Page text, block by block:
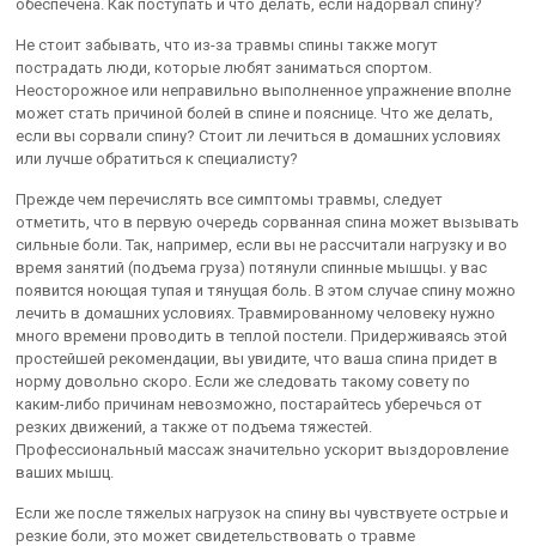
обеспечена. Как поступать и что делать, если надорвал спину?
Не стоит забывать, что из-за травмы спины также могут
пострадать люди, которые любят заниматься спортом.
Неосторожное или неправильно выполненное упражнение вполне
может стать причиной болей в спине и пояснице. Что же делать,
если вы сорвали спину? Стоит ли лечиться в домашних условиях
или лучше обратиться к специалисту?
Прежде чем перечислять все симптомы травмы, следует
отметить, что в первую очередь сорванная спина может вызывать
сильные боли. Так, например, если вы не рассчитали нагрузку и во
время занятий (подъема груза) потянули спинные мышцы. у вас
появится ноющая тупая и тянущая боль. В этом случае спину можно
лечить в домашних условиях. Травмированному человеку нужно
много времени проводить в теплой постели. Придерживаясь этой
простейшей рекомендации, вы увидите, что ваша спина придет в
норму довольно скоро. Если же следовать такому совету по
каким-либо причинам невозможно, постарайтесь уберечься от
резких движений, а также от подъема тяжестей.
Профессиональный массаж значительно ускорит выздоровление
ваших мышц.
Если же после тяжелых нагрузок на спину вы чувствуете острые и
резкие боли, это может свидетельствовать о травме